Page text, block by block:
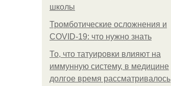
школы
Тромботические осложнения и
COVID-19: что нужно знать
То, что татуировки влияют на
иммунную систему, в медицине
долгое время рассматривалось